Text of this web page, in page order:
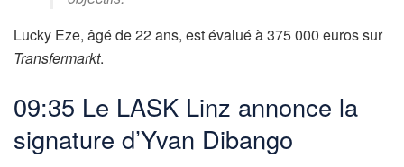
Lucky Eze, âgé de 22 ans, est évalué à 375 000 euros sur
Transfermarkt.
09:35 Le LASK Linz annonce la
signature d’Yvan Dibango